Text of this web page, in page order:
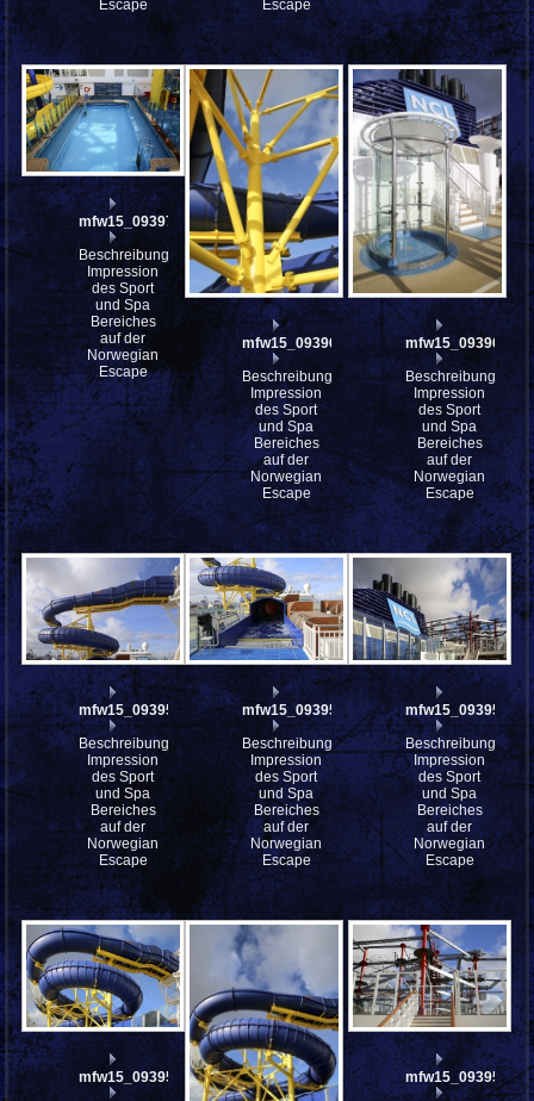
Escape
Escape
mfw15_093974
Beschreibung:
Impression
des Sport
und Spa
Bereiches
auf der
Norwegian
Escape
mfw15_093961
Beschreibung:
Impression
des Sport
und Spa
Bereiches
auf der
Norwegian
Escape
mfw15_093960
Beschreibung:
Impression
des Sport
und Spa
Bereiches
auf der
Norwegian
Escape
mfw15_093959
Beschreibung:
Impression
des Sport
und Spa
Bereiches
auf der
Norwegian
Escape
mfw15_093957
Beschreibung:
Impression
des Sport
und Spa
Bereiches
auf der
Norwegian
Escape
mfw15_093956
Beschreibung:
Impression
des Sport
und Spa
Bereiches
auf der
Norwegian
Escape
mfw15_093955
mfw15_093952